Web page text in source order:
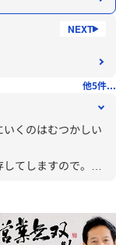
他5件...
くのはむつかしい
てしますので。
ことが大事なんだ